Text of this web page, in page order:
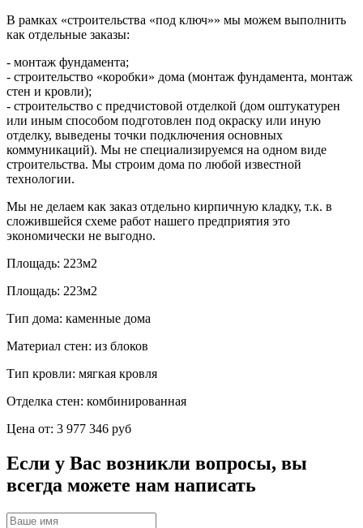
В рамках «строительства «под ключ»» мы можем выполнить
как отдельные заказы:
- монтаж фундамента;
- строительство «коробки» дома (монтаж фундамента, монтаж
стен и кровли);
- строительство с предчистовой отделкой (дом оштукатурен
или иным способом подготовлен под окраску или иную
отделку, выведены точки подключения основных
коммуникаций). Мы не специализируемся на одном виде
строительства. Мы строим дома по любой известной
технологии.
Мы не делаем как заказ отдельно кирпичную кладку, т.к. в
сложившейся схеме работ нашего предприятия это
экономически не выгодно.
Площадь: 223м2
Площадь: 223м2
Тип дома: каменные дома
Материал стен: из блоков
Тип кровли: мягкая кровля
Отделка стен: комбинированная
Цена от: 3 977 346 руб
Если у Вас возникли вопросы, вы
всегда можете нам написать